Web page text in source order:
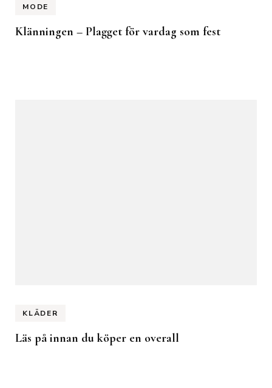
MODE
Klänningen – Plagget för vardag som fest
KLÄDER
Läs på innan du köper en overall